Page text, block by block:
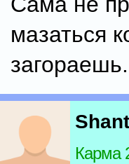
мазаться
загораешь.
Карма